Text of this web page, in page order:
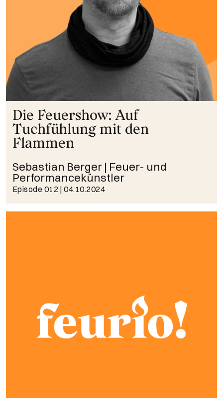
Die Feuershow: Auf
Tuchfühlung mit den
Flammen
Sebastian Berger | Feuer- und
Performancekünstler
Episode 012 | 04.10.2024